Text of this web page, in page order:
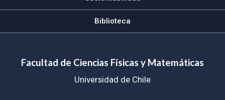
Biblioteca
Facultad de Ciencias Físicas y Matemáticas
Universidad de Chile